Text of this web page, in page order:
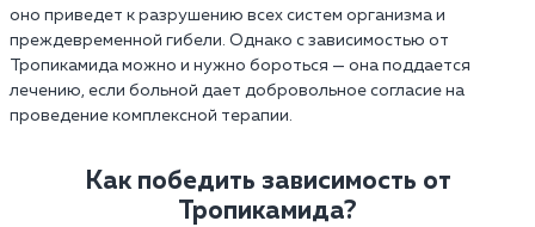
оно приведет к разрушению всех систем организма и
преждевременной гибели. Однако с зависимостью от
Тропикамида можно и нужно бороться — она поддается
лечению, если больной дает добровольное согласие на
проведение комплексной терапии.
Как победить зависимость от
Тропикамида?